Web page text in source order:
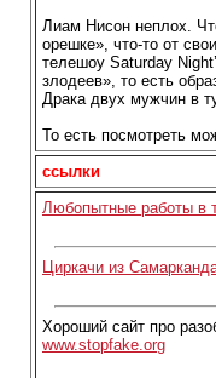
Лиам Нисон неплох.
орешке», что-то от
телешоу Saturday
злодеев», то есть
Драка двух мужчин в
То есть посмотреть
ссылки
Любопытные работы в
Циркачи из
Хороший сайт про
www.stopfake.org